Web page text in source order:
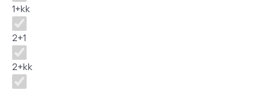
1+kk
2+1
2+kk